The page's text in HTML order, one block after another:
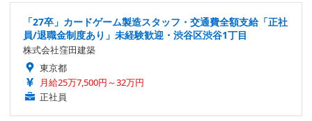
「27卒」カードゲーム製造スタッフ・交通費全額支給「正社
員/退職金制度あり」未経験歓迎・渋谷区渋谷1丁目
株式会社窪田建築
東京都
月給25万7,500円～32万円
正社員